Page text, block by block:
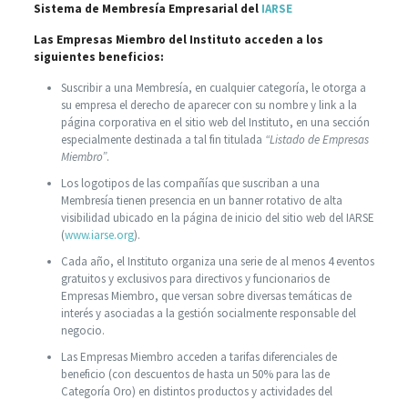
Sistema de Membresía Empresarial del IARSE
Las Empresas Miembro del Instituto acceden a los
siguientes beneficios:
Suscribir a una Membresía, en cualquier categoría, le otorga a
su empresa el derecho de aparecer con su nombre y link a la
página corporativa en el sitio web del Instituto, en una sección
especialmente destinada a tal fin titulada “Listado de Empresas
Miembro”.
Los logotipos de las compañías que suscriban a una
Membresía tienen presencia en un banner rotativo de alta
visibilidad ubicado en la página de inicio del sitio web del IARSE
(www.iarse.org).
Cada año, el Instituto organiza una serie de al menos 4 eventos
gratuitos y exclusivos para directivos y funcionarios de
Empresas Miembro, que versan sobre diversas temáticas de
interés y asociadas a la gestión socialmente responsable del
negocio.
Las Empresas Miembro acceden a tarifas diferenciales de
beneficio (con descuentos de hasta un 50% para las de
Categoría Oro) en distintos productos y actividades del